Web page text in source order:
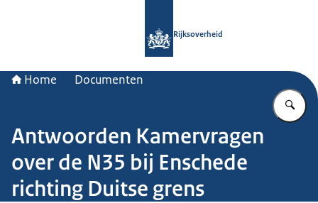
Rijksoverheid
Home Documenten
Antwoorden Kamervragen
over de N35 bij Enschede
richting Duitse grens